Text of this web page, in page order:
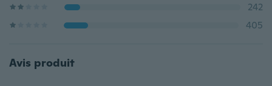
242
405
Avis produit